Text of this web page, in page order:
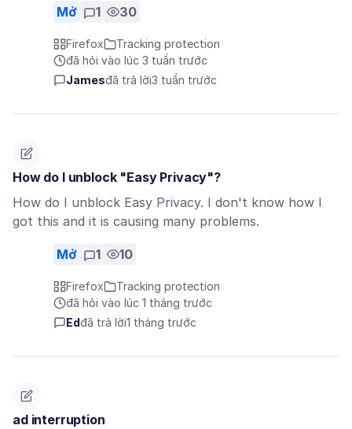
Mở 1 30
Firefox
Tracking protection
đã hỏi vào lúc 3 tuần trước
Jamesđã trả lời3 tuần trước
How do I unblock "Easy Privacy"?
How do I unblock Easy Privacy. I don't know how I
got this and it is causing many problems.
Mở 1 10
Firefox
Tracking protection
đã hỏi vào lúc 1 tháng trước
Edđã trả lời1 tháng trước
ad interruption